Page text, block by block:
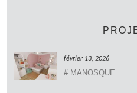
février 13, 2026
# MANOSQUE